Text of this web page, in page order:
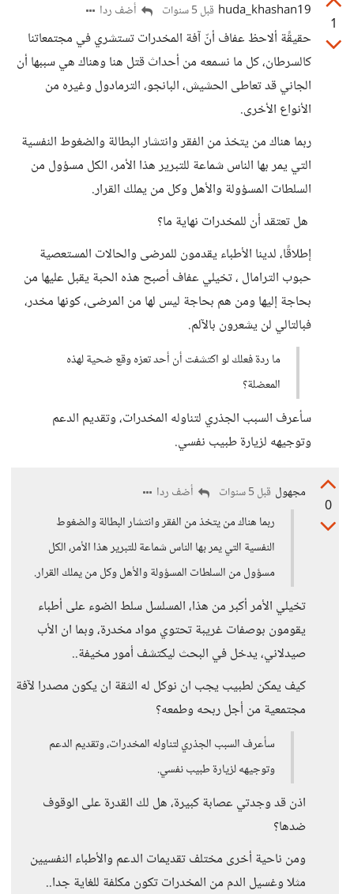
1
huda_khashan19 قبل 5 سنوات أضف ردا
حقيقًة ألاحظ عفاف أنّ آفة المخدرات تستشري في مجتمعاتنا
كالسرطان، كل ما نسمعه من أحداث قتل هنا وهناك هي سببها أن
الجاني قد تعاطى الحشيش، البانجو، الترمادول وغيره من
الأنواع الأخرى.
ربما هناك من يتخذ من الفقر وانتشار البطالة والضغوط النفسية
التي يمر بها الناس شماعة للتبرير هذا الأمر، الكل مسؤول من
السلطات المسؤولة والأهل وكل من يملك القرار.
هل تعتقد أن للمخدرات نهاية ما؟
إطلاقًا، لدينا الأطباء يقدمون للمرضى والحالات المستعصية
حبوب الترامال ، تخيلي عفاف أصبح هذه الحبة يقبل عليها من
بحاجة إليها ومن هم بحاجة ليس لها من المرضى، كونها مخدر،
فبالتالي لن يشعرون بالآلم.
ما ردة فعلك لو اكتشفت أن أحد تعزه وقع ضحية لهذه
المعضلة؟
سأعرف السبب الجذري لتناوله المخدرات، وتقديم الدعم
وتوجيهه لزيارة طبيب نفسي.
0
مجهول قبل 5 سنوات
أضف ردا
ربما هناك من يتخذ من الفقر وانتشار البطالة والضغوط
النفسية التي يمر بها الناس شماعة للتبرير هذا الأمر، الكل
مسؤول من السلطات المسؤولة والأهل وكل من يملك القرار.
تخيلي الأمر أكبر من هذا، المسلسل سلط الضوء على أطباء
يقومون بوصفات غريبة تحتوي مواد مخدرة، وبما ان الأب
صيدلاني، يدخل في البحث ليكتشف أمور مخيفة..
كيف يمكن لطبيب يجب ان نوكل له الثقة ان يكون مصدرا لآفة
مجتمعية من أجل ربحه وطمعه؟
سأعرف السبب الجذري لتناوله المخدرات، وتقديم الدعم
وتوجيهه لزيارة طبيب نفسي.
اذن قد وجدتي عصابة كبيرة، هل لك القدرة على الوقوف
ضدها؟
ومن ناحية أخرى مختلف تقديمات الدعم والأطباء النفسيين
مثلا وغسيل الدم من المخدرات تكون مكلفة للغاية جدا..